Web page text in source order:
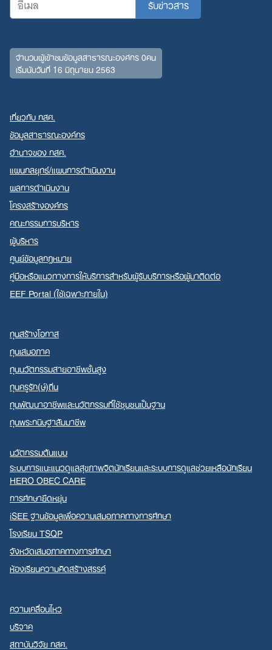
Search
for:
จำนวนผู้เข้าชมข้อมูลสาธารณะองค์กร 0คน
เริ่มนับวันที่ 16 มิถุนายน 2563
เกี่ยวกับ กสศ.
ข้อมูลสาธารณะองค์กร
อำนาจของ กสศ.
แผนกลยุทธ์/แผนการดำเนินงาน
ผลการดำเนินงาน
โครงสร้างองค์กร
คณะกรรมการบริหาร
ผู้บริหาร
ศูนย์ข้อมูลกฎหมาย
คู่มือหรือแนวทางการให้บริการสำหรับผู้รับบริการหรือผู้มาติดต่อ
EEF Portal (ใช้เฉพาะภายใน)
ทุนสร้างโอกาส
ทุนเสมอภาค
ทุนนวัตกรรมสายอาชีพชั้นสูง
ทุนครูรัก(ษ์)ถิ่น
ทุนพัฒนาอาชีพและนวัตกรรมที่ใช้ชุมชนเป็นฐาน
ทุนพระกนิษฐาสัมมาชีพ
นวัตกรรมต้นแบบ
ระบบการแนะแนวดูแลสุขภาพจิตนักเรียนและระบบการดูแลช่วยเหลือนักเรียน
HERO OBEC CARE
การศึกษายืดหยุ่น
iSEE ฐานข้อมูลเพื่อความเสมอภาคทางการศึกษา
โรงเรียน TSQP
จังหวัดเสมอภาคทางการศึกษา
ห้องเรียนความคิดสร้างสรรค์
ความเคลื่อนไหว
บริจาค
สถาบันวิจัย กสศ.